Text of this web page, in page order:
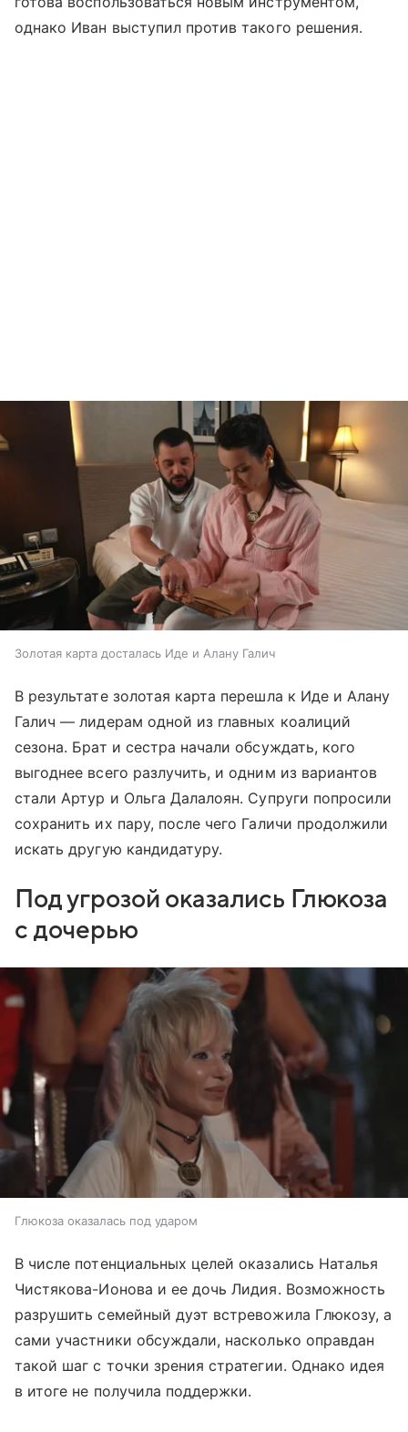
однако Иван выступил против такого решения.
Золотая карта досталась Иде и Алану Галич
В результате золотая карта перешла к Иде и Алану
Галич — лидерам одной из главных коалиций
сезона. Брат и сестра начали обсуждать, кого
выгоднее всего разлучить, и одним из вариантов
стали Артур и Ольга Далалоян. Супруги попросили
сохранить их пару, после чего Галичи продолжили
искать другую кандидатуру.
Под угрозой оказались Глюкоза
с дочерью
Глюкоза оказалась под ударом
В числе потенциальных целей оказались Наталья
Чистякова-Ионова и ее дочь Лидия. Возможность
разрушить семейный дуэт встревожила Глюкозу, а
сами участники обсуждали, насколько оправдан
такой шаг с точки зрения стратегии. Однако идея
в итоге не получила поддержки.